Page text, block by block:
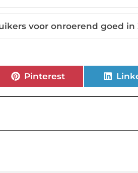
voor onroerend goed in
Pinterest